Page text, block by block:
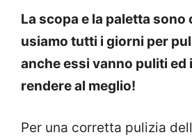
La scopa e la paletta sono
usiamo tutti i giorni per
anche essi vanno puliti
rendere al meglio!
Per una corretta pulizia